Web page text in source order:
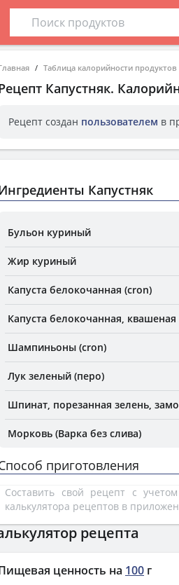
Таблица калорийности продуктов
Капустняк.
Рецепт создан пользователем в
Капустняк
Бульон куриный
Жир куриный
Капуста белокочанная (cron)
Капуста белокочанная, квашеная
Шампиньоны (cron)
Лук зеленый (перо)
Шпинат, порезанная зелень,
Морковь (Варка без слива)
приготовления
Составить свой рецепт с
калькулятора рецептов в
рецепта
ценность на 100 г